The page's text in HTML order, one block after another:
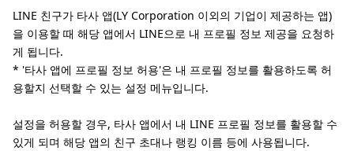
LINE 친구가 타사 앱(LY Corporation 이외의 기업이 제공하는 앱)
을 이용할 때 해당 앱에서 LINE으로 내 프로필 정보 제공을 요청하
게 됩니다.
* '타사 앱에 프로필 정보 허용'은 내 프로필 정보를 활용하도록 허
용할지 선택할 수 있는 설정 메뉴입니다.
설정을 허용할 경우, 타사 앱에서 내 LINE 프로필 정보를 활용할 수
있게 되며 해당 앱의 친구 초대나 랭킹 이름 등에 사용됩니다.